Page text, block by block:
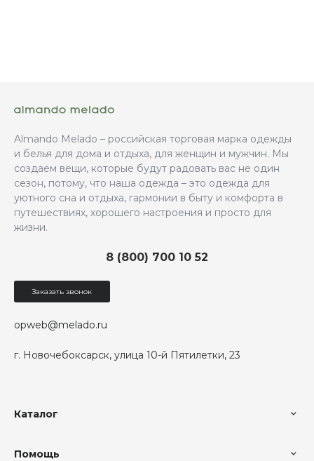
Almando Melado – российская торговая марка одежды
и белья для дома и отдыха, для женщин и мужчин. Мы
создаем вещи, которые будут радовать вас не один
сезон, потому, что наша одежда – это одежда для
уютного сна и отдыха, гармонии в быту и комфорта в
путешествиях, хорошего настроения и просто для
жизни.
г. Новочебоксарск, улица 10-й Пятилетки, 23
8 (800) 700 10 52
opweb@melado.ru
Заказать звонок
Каталог
Помощь